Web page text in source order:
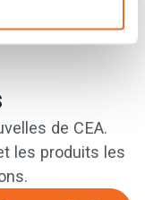
de CEA.
les produits les